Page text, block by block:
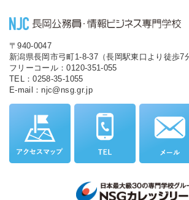
〒940-0047
新潟県長岡市弓町1-8-37（長岡駅東口より徒歩7
フリーコール：0120-351-055
TEL：0258-35-1055
E-mail：njc@nsg.gr.jp